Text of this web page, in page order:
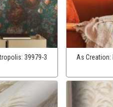
39979-3 As Creation: